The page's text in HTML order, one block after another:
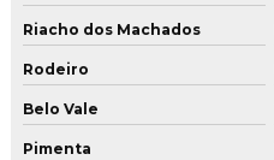
Riacho dos Machados
Rodeiro
Belo Vale
Pimenta